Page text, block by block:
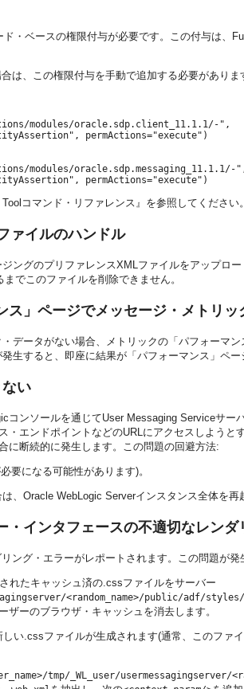
・ベースの権限付与が必要です。この付与は、
は、この権限付与を手動で追加する必要があ
modules/oracle.sdp.client_11.1.1/-",
permActions="execute")
modules/oracle.sdp.messaging_11.1.1/-
コマンド・リファレンス』 を参照してください。
ァイルのハンドル
ングのプリファレンスXMLファイルをアップロ
でこのファイルを削除できません。
」ページでメッセージ・メトリ
データがない場合、メトリックの「パフォーマン
生すると、即座に結果が「パフォーマンス」ペー
い
コンソールを通じてUser Messaging Serviceサー
・エンドポイントなどのURLにアクセスしようとす
に断続的に発生します。この問題の回避方法:
要になる可能性があります)。
、Oracle WebLogic Serverインスタンス全体を再
インタフェースの不適切なレンダ
グ・エラーがレポートされます。この問題が発
れたキャッシュ済の.cssファイルをサーバー
<random_name>/public/adf/
ーのブラウザ・キャッシュを消去します。
い.cssファイルが生成されます(通常、このフ
tmp/_WL_user/usermessagingserver/